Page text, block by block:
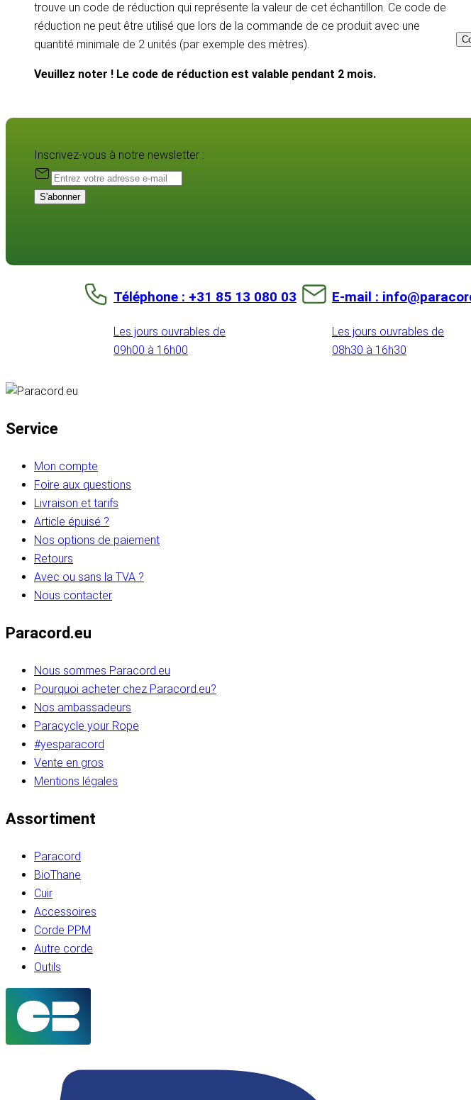
trouve un code de réduction qui représente la valeur de cet échantillon. Ce code de
réduction ne peut être utilisé que lors de la commande de ce produit avec une
quantité minimale de 2 unités (par exemple des mètres).
Veuillez noter ! Le code de réduction est valable pendant 2 mois.
Inscrivez-vous à notre newsletter :
S'abonner
Téléphone : +31 85 13 080 03
Les jours ouvrables de
09h00 à 16h00
E-mail :
Les jours ouvrables de
08h30 à 16h30
Service
Mon compte
Foire aux questions
Livraison et tarifs
Article épuisé ?
Nos options de paiement
Retours
Avec ou sans la TVA ?
Nous contacter
Paracord.eu
Nous sommes Paracord.eu
Pourquoi acheter chez Paracord.eu?
Nos ambassadeurs
Paracycle your Rope
#yesparacord
Vente en gros
Mentions légales
Assortiment
Paracord
BioThane
Cuir
Accessoires
Corde PPM
Autre corde
Outils